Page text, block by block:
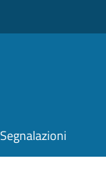
Segnalazioni